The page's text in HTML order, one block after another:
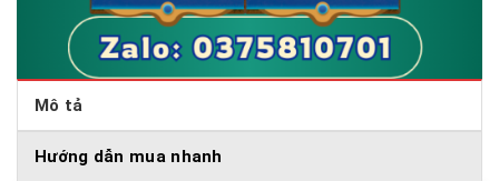
Mô tả
Hướng dẫn mua nhanh